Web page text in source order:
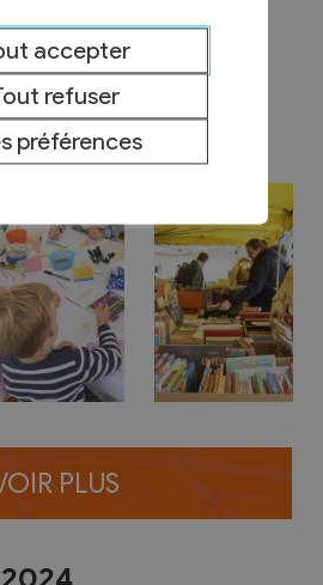
en images
PLUS
accepter
refuser
préférences